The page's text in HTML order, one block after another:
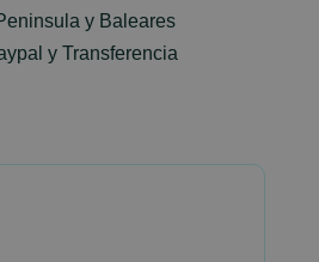
y Baleares
y Transferencia